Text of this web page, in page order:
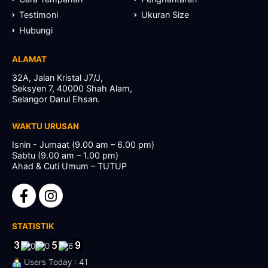
Testimoni
Ukuran Size
Hubungi
ALAMAT
32A, Jalan Kristal J7/J,
Seksyen 7, 40000 Shah Alam,
Selangor Darul Ehsan.
WAKTU URUSAN
Isnin - Jumaat (9.00 am – 6.00 pm)
Sabtu (9.00 am – 1.00 pm)
Ahad & Cuti Umum – TUTUP
STATISTIK
Users Today : 41